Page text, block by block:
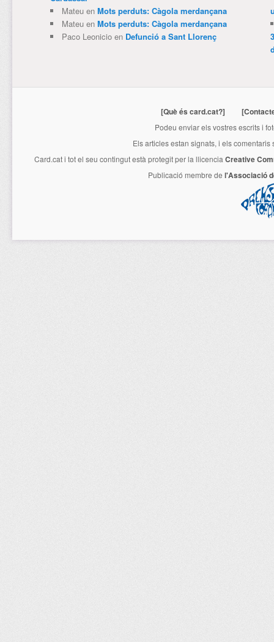
Mateuen Mots perduts: Càgola merdançana
Mateuen Mots perduts: Càgola merdançana
Paco Leonicioen Defunció a Sant Llorenç
[Què és card.cat?]
Podeu enviar els vostres escrits i
Els articles estan signats, i els
Card.cati tot el seu contingut està protegit per la llicencia Creative
Publicació membre de l'Associació